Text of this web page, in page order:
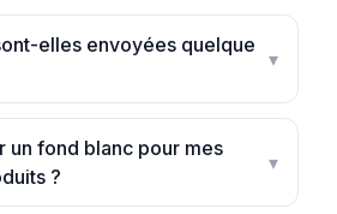
elles envoyées quelque
▾
un fond blanc pour mes
?
▾